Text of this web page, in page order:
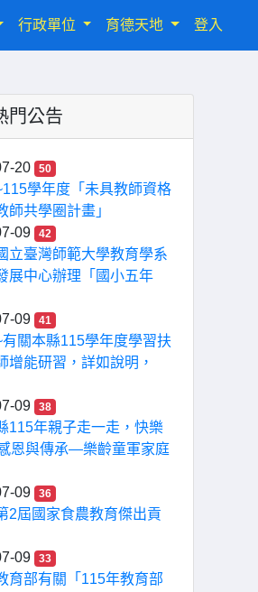
行政單位 育德天地 登入
門公告
20 50
學年度「未具教師資格
師共學圈計畫」
09
42
立臺灣師範大學教育學系
展中心辦理「國小五年
09
41
關本縣115學年度學習扶
增能研習，詳如說明，
09
38
115年親子走一走，快樂
恩與傳承—樂齡童軍家庭
09
36
2屆國家食農教育傑出貢
09
33
育部有關「115年教育部